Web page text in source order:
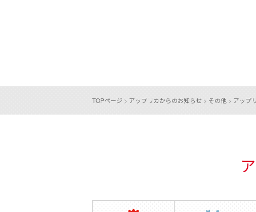
TOPページ > アップリカからのお知らせ > その他 > アップ